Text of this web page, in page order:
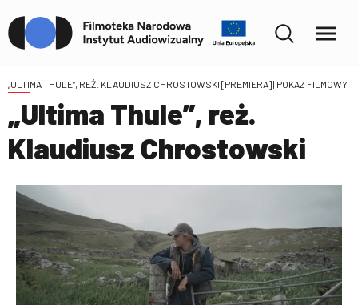
„ULTIMA THULE”, REŻ. KLAUDIUSZ CHROSTOWSKI [PREMIERA]| POKAZ FILMOWY
„Ultima Thule”, reż.
Klaudiusz Chrostowski